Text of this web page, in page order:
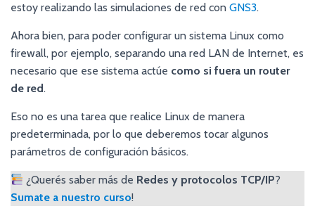
estoy realizando las simulaciones de red con GNS3.
Ahora bien, para poder configurar un sistema Linux como
firewall, por ejemplo, separando una red LAN de Internet, es
necesario que ese sistema actúe como si fuera un router
de red.
Eso no es una tarea que realice Linux de manera
predeterminada, por lo que deberemos tocar algunos
parámetros de configuración básicos.
¿Querés saber más de Redes y protocolos TCP/IP?
Sumate a nuestro curso!